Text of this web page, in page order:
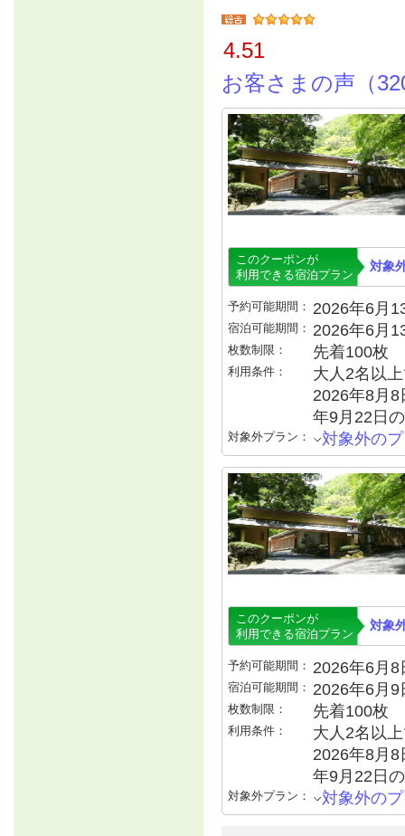
4.51
お客さまの声（
このクーポンが
利用できる宿泊プラン
対象
予約可能期間： 2026年6月
宿泊可能期間： 2026年6月
枚数制限： 先着100枚
利用条件：
大人2名以
2026年8月
年9月22日
対象外プラン： 対象外の
このクーポンが
利用できる宿泊プラン
対象
予約可能期間： 2026年6月
宿泊可能期間： 2026年6月
枚数制限： 先着100枚
利用条件：
大人2名以
2026年8月
年9月22日
対象外プラン： 対象外の